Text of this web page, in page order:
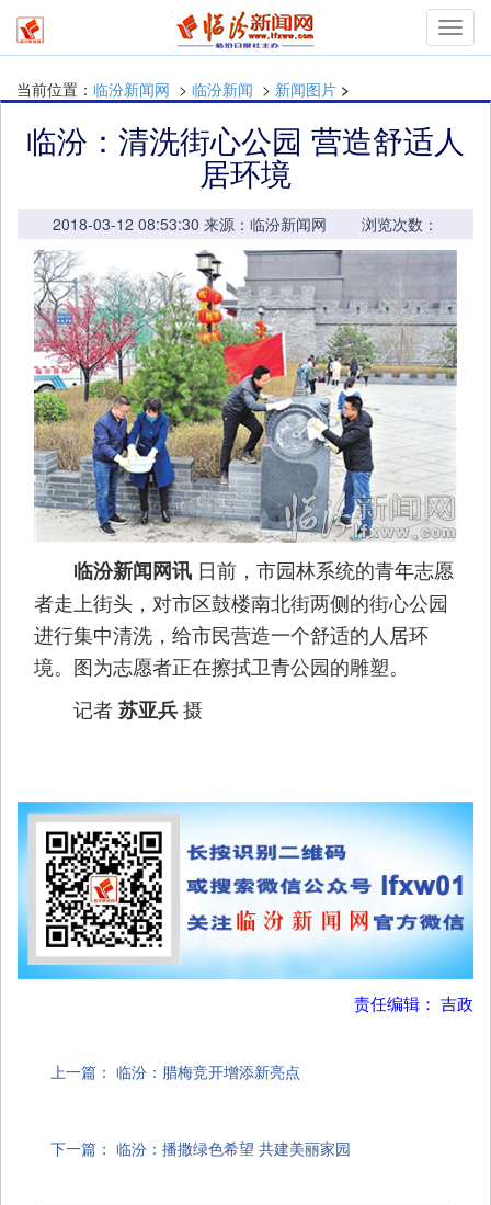
当前位置： 临汾新闻网 > 临汾新闻 > 新闻图片 >
临汾：清洗街心公园 营造舒适人
居环境
2018-03-12 08:53:30 来源：临汾新闻网 浏览次数：
临汾新闻网讯 日前，市园林系统的青年志愿
者走上街头，对市区鼓楼南北街两侧的街心公园
进行集中清洗，给市民营造一个舒适的人居环
境。图为志愿者正在擦拭卫青公园的雕塑。
记者苏亚兵摄
责任编辑： 吉政
上一篇： 临汾：腊梅竞开增添新亮点
下一篇： 临汾：播撒绿色希望 共建美丽家园